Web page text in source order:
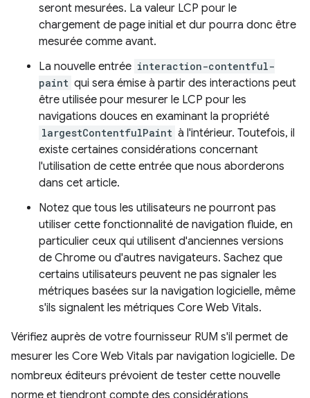
seront mesurées. La valeur LCP pour le
chargement de page initial et dur pourra donc être
mesurée comme avant.
La nouvelle entrée interaction-contentful-
paint qui sera émise à partir des interactions peut
être utilisée pour mesurer le LCP pour les
navigations douces en examinant la propriété
largestContentfulPaint à l'intérieur. Toutefois, il
existe certaines considérations concernant
l'utilisation de cette entrée que nous aborderons
dans cet article.
Notez que tous les utilisateurs ne pourront pas
utiliser cette fonctionnalité de navigation fluide, en
particulier ceux qui utilisent d'anciennes versions
de Chrome ou d'autres navigateurs. Sachez que
certains utilisateurs peuvent ne pas signaler les
métriques basées sur la navigation logicielle, même
s'ils signalent les métriques Core Web Vitals.
Vérifiez auprès de votre fournisseur RUM s'il permet de
mesurer les Core Web Vitals par navigation logicielle. De
nombreux éditeurs prévoient de tester cette nouvelle
norme et tiendront compte des considérations